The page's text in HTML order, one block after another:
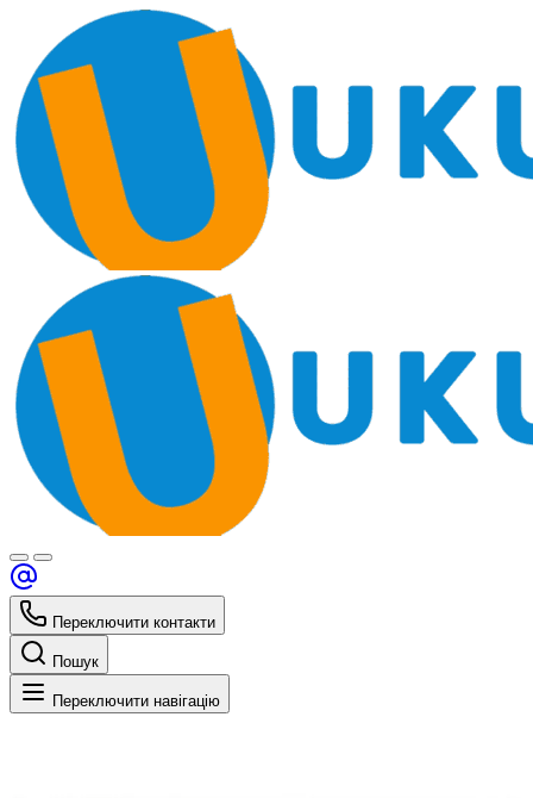
Переключити контакти
Пошук
Переключити навігацію